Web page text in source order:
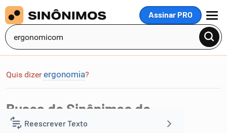
Assinar PRO
MENU
Reescrever Texto
Quis dizer ergonomia?
Busca de Sinônimos de
ergonomicom